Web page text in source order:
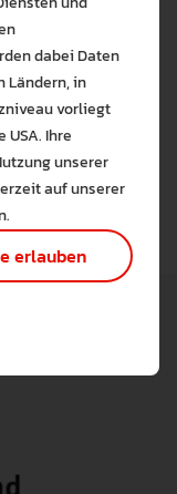
dabei Daten
Ländern, in
vorliegt
Ihre
unserer
auf unserer
erlauben
Sie
Website verwendeten
mehr
Technisch notwendig (1)
Hier sind alle technisch
Analyse / Statistiken (1)